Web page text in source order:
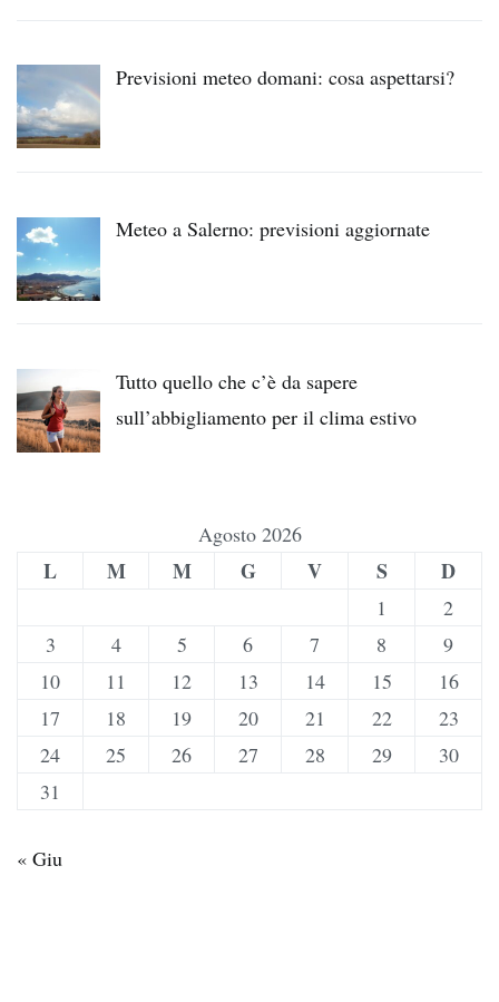
Previsioni meteo domani: cosa aspettarsi?
Meteo a Salerno: previsioni aggiornate
Tutto quello che c’è da sapere
sull’abbigliamento per il clima estivo
Agosto 2026
L M M G V S D
1
2
3
4 5 6 7 8
9
10
11 12 13 14 15
16
17
18 19 20 21 22
23
24
25 26 27 28 29
30
31
« Giu